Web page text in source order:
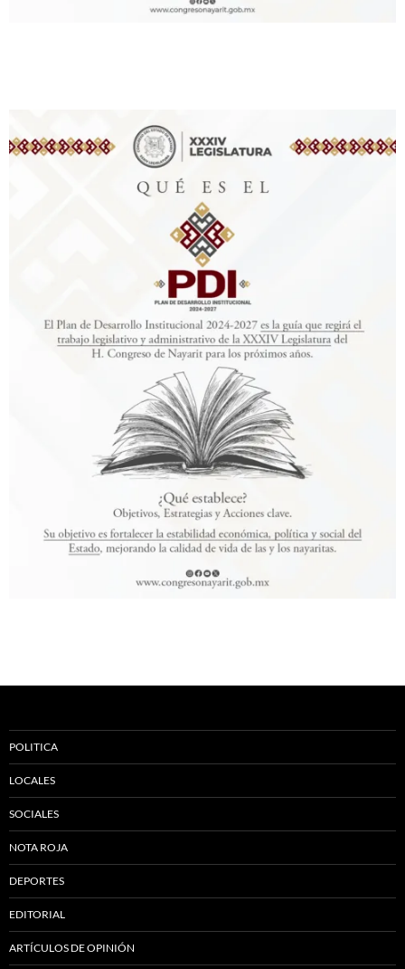
POLITICA
LOCALES
SOCIALES
NOTA ROJA
DEPORTES
EDITORIAL
ARTÍCULOS DE OPINIÓN